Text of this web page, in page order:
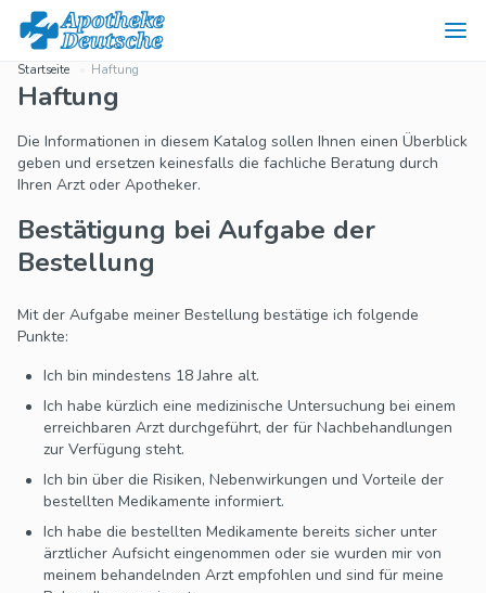
Startseite Haftung
Haftung
Die Informationen in diesem Katalog sollen Ihnen einen Überblick
geben und ersetzen keinesfalls die fachliche Beratung durch
Ihren Arzt oder Apotheker.
Bestätigung bei Aufgabe der
Bestellung
Mit der Aufgabe meiner Bestellung bestätige ich folgende
Punkte:
Ich bin mindestens 18 Jahre alt.
Ich habe kürzlich eine medizinische Untersuchung bei einem
erreichbaren Arzt durchgeführt, der für Nachbehandlungen
zur Verfügung steht.
Ich bin über die Risiken, Nebenwirkungen und Vorteile der
bestellten Medikamente informiert.
Ich habe die bestellten Medikamente bereits sicher unter
ärztlicher Aufsicht eingenommen oder sie wurden mir von
meinem behandelnden Arzt empfohlen und sind für meine